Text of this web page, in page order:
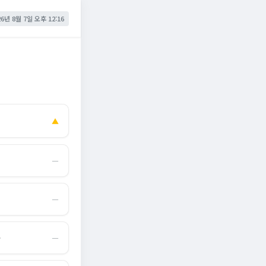
년 8월 7일 오후 12:16
▲
―
―
―